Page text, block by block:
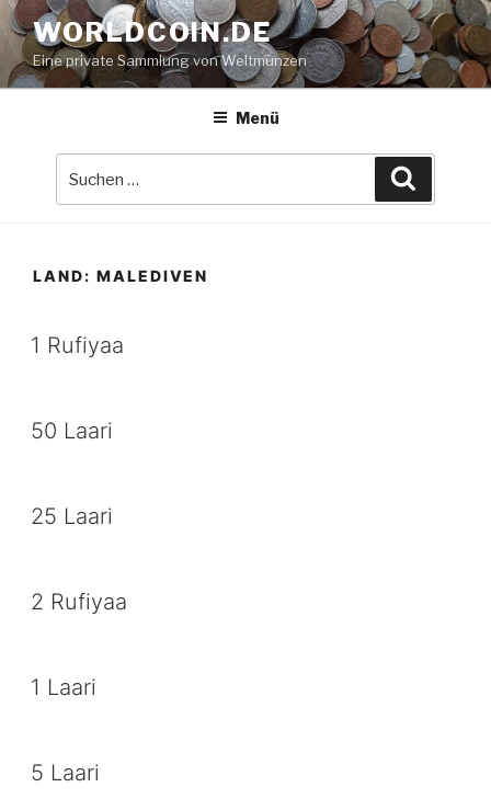
Zum
Inhalt
springen
WORLDCOIN.DE
Eine private Sammlung von Weltmünzen
Menü
LAND: MALEDIVEN
1 Rufiyaa
50 Laari
25 Laari
2 Rufiyaa
1 Laari
5 Laari